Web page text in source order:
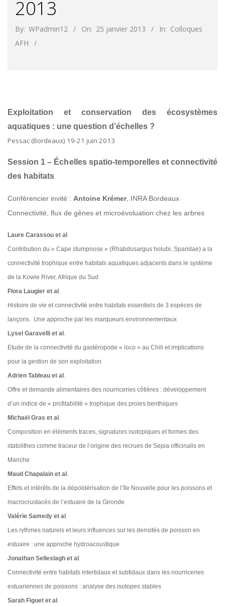
2013
By: WPadmin12 On: 25 janvier 2013 In: Colloques
AFH
Exploitation et conservation des écosystèmes
aquatiques : une question d’échelles ?
Pessac (Bordeaux) 19-21 juin 2013
Session 1 – Échelles spatio-temporelles et connectivité
des habitats
Conférencier invité : Antoine Krémer, INRA Bordeaux
Connectivité, flux de gênes et microévoluation chez les arbres
Laure Carassou et al
Contribution du « Cape stumpnose » (Rhabdosargus holubi, Sparidae) a la
connectivité trophique entre habitats aquatiques adjacents dans le système
de la Kowie River, Afrique du Sud
Flora Laugier et al
Histoire de vie et connectivité entre habitats essentiels de 3 espèces de
lançons. Une approche par les marqueurs environnementaux
Lysel Garavelli et al
Etude de la connectivité du gastéropode « loco » au Chili et implications
pour la gestion de son exploitation
Adrien Tableau et al
Offre et demande alimentaires des nourriceries côtières : développement
d’un indice de « profitabilité » trophique des proies benthiques
Michaël Gras et al
Composition en éléments traces, signatures isotopiques et formes des
statolithes comme traceur de l’origine des recrues de Sepia officinalis en
Manche
Maud Chapalain et al
Effets et intérêts de la dépoldérisation de l’île Nouvelle pour les poissons et
macrocrustacés de l’estuaire de la Gironde
Valérie Samedy et al
Les rythmes naturels et leurs influences sur les densités de poisson en
estuaire : une approche hydroacoustique
Jonathan Selleslagh et al
Connectivité entre habitats intertidaux et subtidaux dans les nourriceries
estuariennes de poissons : analyse des isotopes stables
Sarah Figuet et al